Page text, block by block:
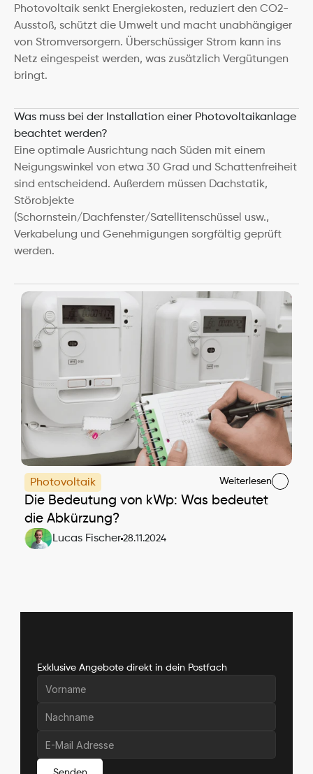
Photovoltaik senkt Energiekosten, reduziert den CO2-
Ausstoß, schützt die Umwelt und macht unabhängiger
von Stromversorgern. Überschüssiger Strom kann ins
Netz eingespeist werden, was zusätzlich Vergütungen
bringt.
Was muss bei der Installation einer Photovoltaikanlage
beachtet werden?
Eine optimale Ausrichtung nach Süden mit einem
Neigungswinkel von etwa 30 Grad und Schattenfreiheit
sind entscheidend. Außerdem müssen Dachstatik,
Störobjekte
(Schornstein/Dachfenster/Satellitenschüssel usw.,
Verkabelung und Genehmigungen sorgfältig geprüft
werden.
Photovoltaik Weiterlesen
Die Bedeutung von kWp: Was bedeutet
die Abkürzung?
Lucas Fischer 28.11.2024
Exklusive Angebote direkt in dein Postfach